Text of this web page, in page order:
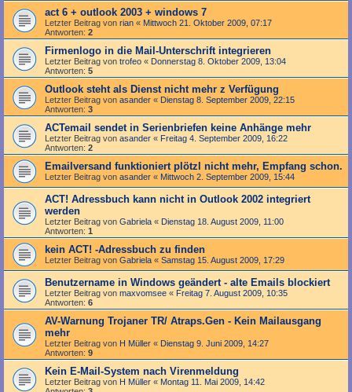
act 6 + outlook 2003 + windows 7
Letzter Beitrag von rian « Mittwoch 21. Oktober 2009, 07:17
Antworten: 2
Firmenlogo in die Mail-Unterschrift integrieren
Letzter Beitrag von trofeo « Donnerstag 8. Oktober 2009, 13:04
Antworten: 5
Outlook steht als Dienst nicht mehr z Verfügung
Letzter Beitrag von asander « Dienstag 8. September 2009, 22:15
Antworten: 3
ACTemail sendet in Serienbriefen keine Anhänge mehr
Letzter Beitrag von asander « Freitag 4. September 2009, 16:22
Antworten: 2
Emailversand funktioniert plötzl nicht mehr, Empfang schon.
Letzter Beitrag von asander « Mittwoch 2. September 2009, 15:44
ACT! Adressbuch kann nicht in Outlook 2002 integriert
werden
Letzter Beitrag von Gabriela « Dienstag 18. August 2009, 11:00
Antworten: 1
kein ACT! -Adressbuch zu finden
Letzter Beitrag von Gabriela « Samstag 15. August 2009, 17:29
Benutzername in Windows geändert - alte Emails blockiert
Letzter Beitrag von maxvomsee « Freitag 7. August 2009, 10:35
Antworten: 6
AV-Warnung Trojaner TR/ Atraps.Gen - Kein Mailausgang
mehr
Letzter Beitrag von H Müller « Dienstag 9. Juni 2009, 14:27
Antworten: 9
Kein E-Mail-System nach Virenmeldung
Letzter Beitrag von H Müller « Montag 11. Mai 2009, 14:42